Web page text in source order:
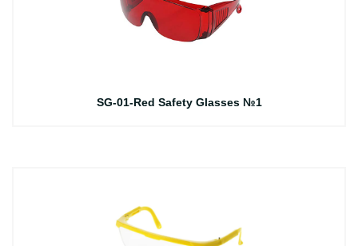
SG-01-Red Safety Glasses №1